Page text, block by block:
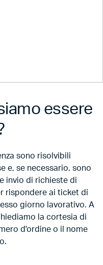
essere
sono risolvibili
e, se necessario, sono
invio di richieste di
rispondere ai ticket di
giorno lavorativo. A
la cortesia di
d'ordine o il nome